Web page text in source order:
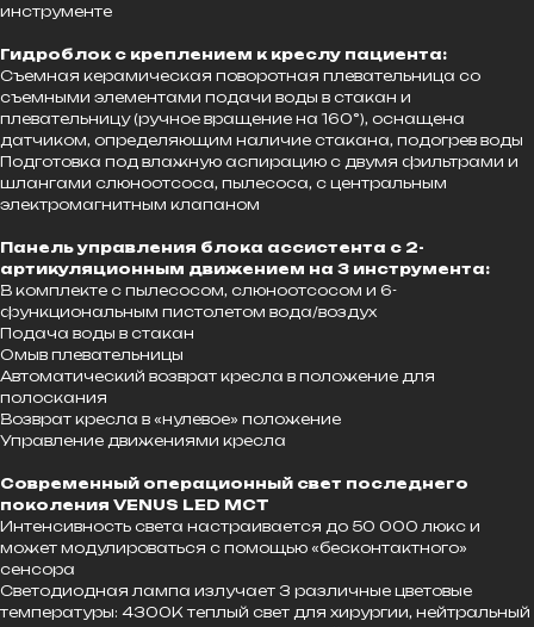
инструменте
Гидроблок с креплением к креслу пациента:
Съемная керамическая поворотная плевательница со
съемными элементами подачи воды в стакан и
плевательницу (ручное вращение на 160°), оснащена
датчиком, определяющим наличие стакана, подогрев воды
Подготовка под влажную аспирацию с двумя фильтрами и
шлангами слюноотсоса, пылесоса, с центральным
электромагнитным клапаном
Панель управления блока ассистента с 2-
артикуляционным движением на 3 инструмента:
В комплекте с пылесосом, слюноотсосом и 6-
функциональным пистолетом вода/воздух
Подача воды в стакан
Омыв плевательницы
Автоматический возврат кресла в положение для
полоскания
Возврат кресла в «нулевое» положение
Управление движениями кресла
Современный операционный свет последнего
поколения VENUS LED MCT
Интенсивность света настраивается до 50 000 люкс и
может модулироваться с помощью «бесконтактного»
сенсора
Светодиодная лампа излучает 3 различные цветовые
температуры: 4300K теплый свет для хирургии, нейтральный